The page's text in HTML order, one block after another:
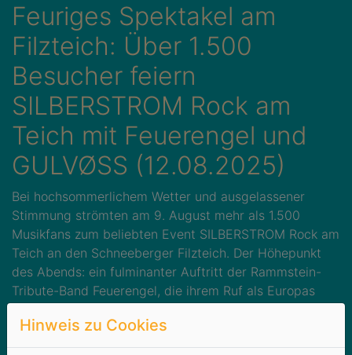
Feuriges Spektakel am
Filzteich: Über 1.500
Besucher feiern
SILBERSTROM Rock am
Teich mit Feuerengel und
GULVØSS (12.08.2025)
Bei hochsommerlichem Wetter und ausgelassener
Stimmung strömten am 9. August mehr als 1.500
Musikfans zum beliebten Event SILBERSTROM Rock am
Teich an den Schneeberger Filzteich. Der Höhepunkt
des Abends: ein fulminanter Auftritt der Rammstein-
Tribute-Band Feuerengel, die ihrem Ruf als Europas
Hinweis zu Cookies